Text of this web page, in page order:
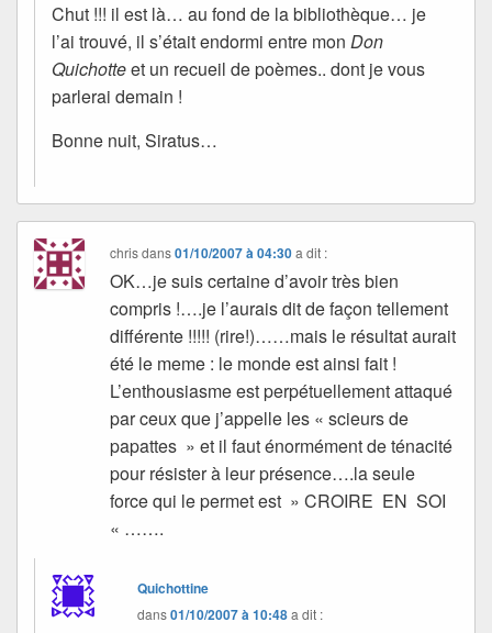
Chut !!! il est là… au fond de la bibliothèque… je
l’ai trouvé, il s’était endormi entre mon Don
Quichotteet un recueil de poèmes.. dont je vous
parlerai demain !
Bonne nuit, Siratus…
chrisdans01/10/2007 à 04:30 a dit :
OK…je suis certaine d’avoir très bien
compris !….je l’aurais dit de façon tellement
différente !!!!! (rire!)……mais le résultat aurait
été le meme : le monde est ainsi fait !
L’enthousiasme est perpétuellement attaqué
par ceux que j’appelle les « scieurs de
papattes » et il faut énormément de ténacité
pour résister à leur présence….la seule
force qui le permet est » CROIRE EN SOI
« …….
Quichottine
dans01/10/2007 à 10:48a dit :